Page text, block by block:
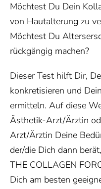
Möchtest Du Dein
von Hautalterung zu
Möchtest Du
rückgängig machen?
Dieser Test hilft Dir,
konkretisieren und
ermitteln. Auf diese
Ästhetik-Arzt/Ärztin
Arzt/Ärztin Deine
der/die Dich dann
THE COLLAGEN
Dich am besten